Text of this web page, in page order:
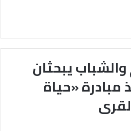
والشباب يبحثان
مبادرة «حياة